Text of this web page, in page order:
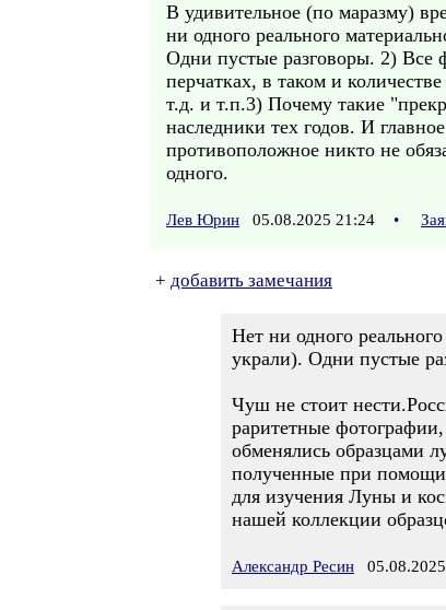
В удивительное (по маразму)
ни одного реального
Одни пустые разговоры. 2) Все
перчатках, в таком и
т.д. и т.п.3) Почему такие
наследники тех годов. И
противоположное никто не
одного.
Лев Юрин 05.08.2025 21:24 •
+ добавить замечания
Нет ни одного
украли). Одни пустые
Чуш не стоит
раритетные
обменялись образцами
полученные при помощи
для изучения Луны и
нашей коллекции
Александр Ресин